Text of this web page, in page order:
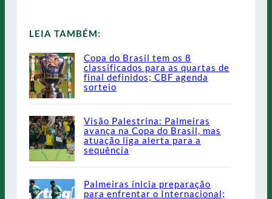
LEIA TAMBÉM:
Copa do Brasil tem os 8
classificados para as quartas de
final definidos; CBF agenda
sorteio
Visão Palestrina: Palmeiras
avança na Copa do Brasil, mas
atuação liga alerta para a
sequência
Palmeiras inicia preparação
para enfrentar o Internacional;